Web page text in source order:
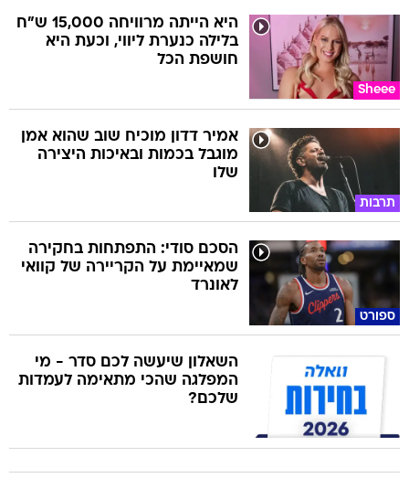
Sheee
היא הייתה מרוויחה 15,000 ש"ח
בלילה כנערת ליווי, וכעת היא
חושפת הכל
תרבות
אמיר דדון מוכיח שוב שהוא אמן
מוגבל בכמות ובאיכות היצירה
שלו
ספורט
הסכם סודי: התפתחות בחקירה
שמאיימת על הקריירה של קוואי
לאונרד
השאלון שיעשה לכם סדר - מי
המפלגה שהכי מתאימה לעמדות
שלכם?